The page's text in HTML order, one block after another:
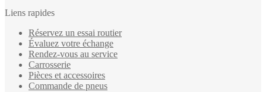
Liens rapides
Réservez un essai routier
Évaluez votre échange
Rendez-vous au service
Carrosserie
Pièces et accessoires
Commande de pneus